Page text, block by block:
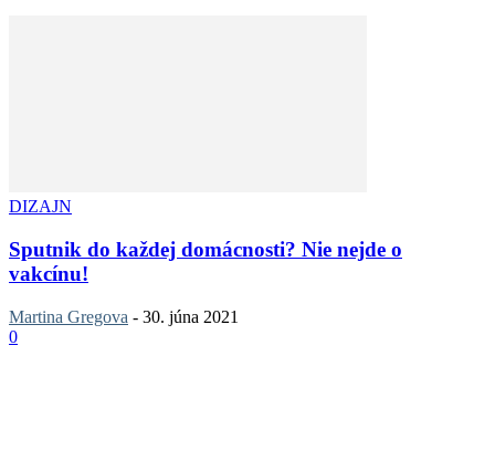
DIZAJN
Sputnik do každej domácnosti? Nie nejde o
vakcínu!
Martina Gregova - 30. júna 2021
0